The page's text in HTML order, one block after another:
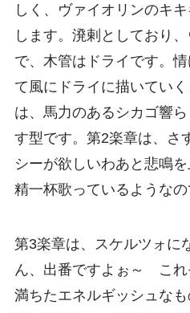
しく、ヴァイオリンのキ
します。溌剌としており
で、木管はドライです。
て風にドライに描いてい
は、馬力のあるシカゴ響
す型です。第2楽章は、さ
シーが欲しいわあと悲鳴を
精一杯歌っているようなの
第3楽章は、スケルツォに
ん、出番ですよぉ～ これ
満ちたエネルギッシュな